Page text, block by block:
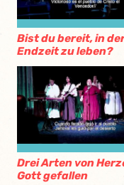
Bist du bereit, in
Endzeit zu leben?
Drei Arten von
Gott gefallen